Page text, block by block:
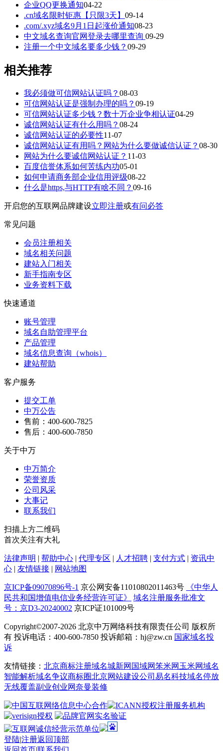
企业QQ更换通知04-22
.cn域名限时钜惠【只限3天】 09-14
.com/.xyz域名9月1日起涨价通知08-23
中文域名查询官网登录去哪里查询 09-29
注册一个中文域名要多少钱？ 09-29
相关推荐
我必须做可信网站认证吗？ 08-03
可信网站认证是强制办理的吗？ 09-19
可信网站认证多少钱？数十万企业争相认证04-29
诚信网站认证有什么用吗？ 08-24
诚信网站认证的必要性11-07
诚信网站认证有用吗？网站为什么要做诚信认证？ 08-30
网站为什么要诚信网站认证？ 11-03
百度信誉体系如何苦练内功05-01
如何申请商务部企业信用评级08-22
什么是https,与HTTP有啥不同？ 09-16
开启您的互联网品牌建设立即注册或有问必答
常见问题
会员注册相关
域名相关问题
建站入门相关
新手指南专区
业务资料下载
快速通道
账号管理
域名自助管理平台
产品管理
域名信息查询（whois）
建站帮助
客户服务
提交工单
中万公告
售前：400-600-7825
售后：400-600-7850
关于中万
中万简介
荣誉资质
公司风采
大事记
联系我们
扫描上方二维码
首次关注有大礼
法律声明 | 帮助中心 | 代理专区 | 人才招聘 | 支付方式 | 资讯中
心 | 友情链接 | 网站地图
京ICP备09070896号-1 京公网安备11010802011463号
《中华人
民共和国增值电信业务经营许可证》
域名注册服务批准文
号：京D3-20240002 京ICP证101009号
Copyright©2007-2026 北京中万网络科技有限责任公司 版权所
有 投诉电话：400-600-7850 投诉邮箱：hj@zw.cn 国家域名投
诉
友情链接： 北京商标注册域名城新网 国域网笨米网 玉米网域名
智能解析域名争议商标圈北京网站建设公司 易名科技域名停放
无线覆盖副业创业网奈曼装修
登陆|注册返回顶部